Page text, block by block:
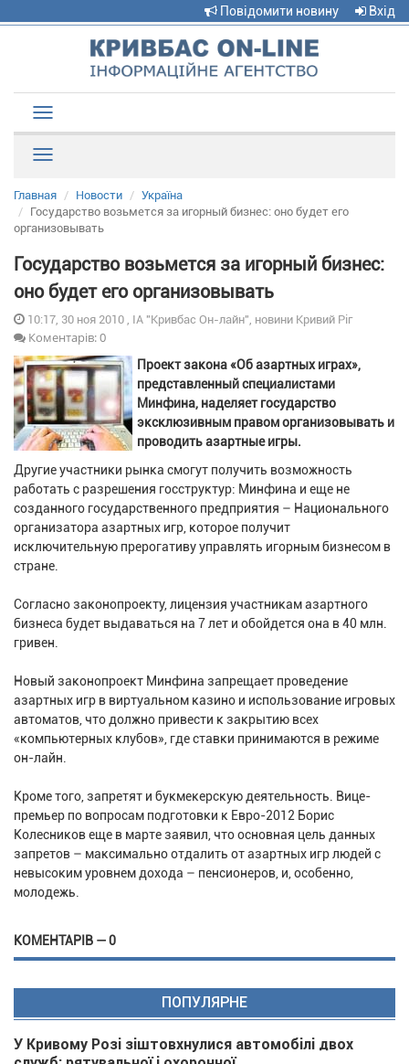
Повідомити новину Вхід
navigation
Главная Новости
Україна
Государство возьмется за игорный бизнес: оно будет его
организовывать
Государство возьмется за игорный бизнес:
оно будет его организовывать
10:17, 30 ноя 2010 , ІА "Кривбас Он-лайн", новини Кривий Ріг
Коментарів: 0
Проект закона «Об азартных играх»,
представленный специалистами
Минфина, наделяет государство
эксклюзивным правом организовывать и
проводить азартные игры.
Другие участники рынка смогут получить возможность
работать с разрешения госструктур: Минфина и еще не
созданного государственного предприятия – Национального
организатора азартных игр, которое получит
исключительную прерогативу управлять игорным бизнесом в
стране.
Согласно законопроекту, лицензия участникам азартного
бизнеса будет выдаваться на 7 лет и обойдется она в 40 млн.
гривен.
Новый законопроект Минфина запрещает проведение
азартных игр в виртуальном казино и использование игровых
автоматов, что должно привести к закрытию всех
«компьютерных клубов», где ставки принимаются в режиме
он-лайн.
Кроме того, запретят и букмекерскую деятельность. Вице-
премьер по вопросам подготовки к Евро-2012 Борис
Колесников еще в марте заявил, что основная цель данных
запретов – максимально отдалить от азартных игр людей с
невысоким уровнем дохода – пенсионеров, и, особенно,
молодежь.
КОМЕНТАРІВ — 0
ПОПУЛЯРНЕ
У Кривому Розі зіштовхнулися автомобілі двох